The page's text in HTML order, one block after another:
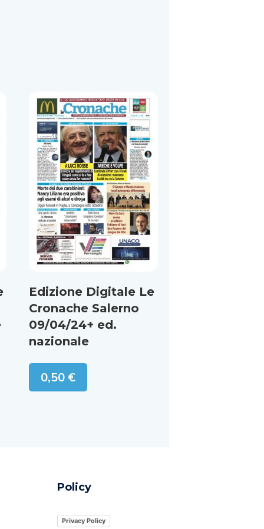
Edizione Digitale Le
Cronache Salerno
09/04/24+ ed.
nazionale
0,50 €
Policy
Privacy Policy